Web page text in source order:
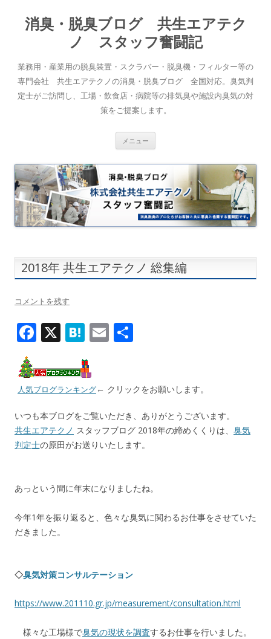
消臭・脱臭ブログ 共生エアテク
ノ スタッフ奮闘記
業務用・産業用の脱臭装置・スクラバー・脱臭機・フィルター等の
専門会社 共生エアテクノの消臭・脱臭ブログ 全国対応。臭気判
定士がご訪問し、工場・飲食店・病院等の排気臭や施設内臭気の対
策をご提案します。
メニュー
2018年 共生エアテクノ 総集編
コメントを残す
F
e
b
o
o
k
X H
e
n
a
E
l
人気ブログランキング← クリックをお願いします。
いつも本ブログをご覧いただき、ありがとうございます。
共生エアテクノ スタッフブログ 2018年の締めくくりは、 臭気
判定士の原田がお送りいたします。
あっという間に年末になりましたね。
今年1年を振り返ると、色々な臭気に関わるお仕事をさせていた
だきました。
◇臭気対策コンサルテーション
https://www.201110.gr.jp/measurement/consultation.html
様々な工場様で臭気の現状を調査するお仕事を行いました。